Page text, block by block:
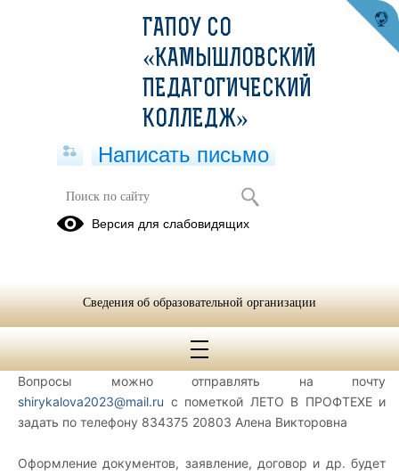
Как записать ребёнка в лагерь
Запись в летний лагерь дневного пребывания на базе Камышловского
https://forms.yandex.ru/u/6a02e34c90fa7bd64a752c98
Вопросы можно отправлять на почту
shirykalova2023@mail.ru с пометкой ЛЕТО В ПРОФТЕХЕ и
задать по телефону 834375 20803 Алена Викторовна
Оформление документов, заявление, договор и др. будет
ГАПОУ СО
«КАМЫШЛОВСКИЙ
ПЕДАГОГИЧЕСКИЙ
КОЛЛЕДЖ»
Написать письмо
Версия для слабовидящих
Сведения об образовательной организации